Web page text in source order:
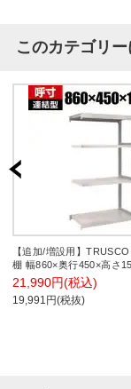
このカテゴリ
【追加/増設用】
棚 幅860×奥行450×高さ
連結 ネオグレー 508-5233
21,990円(税込)
19,991円(税抜)